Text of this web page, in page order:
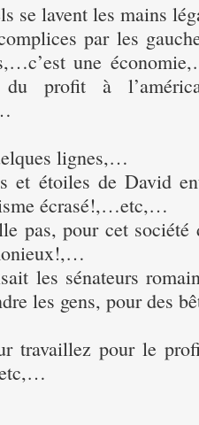
se lavent les mains
par les
une
profit à
lignes,…
et étoiles de David
écrasé!,…etc,…
pas, pour cet société
les sénateurs
les gens, pour des
travaillez pour le